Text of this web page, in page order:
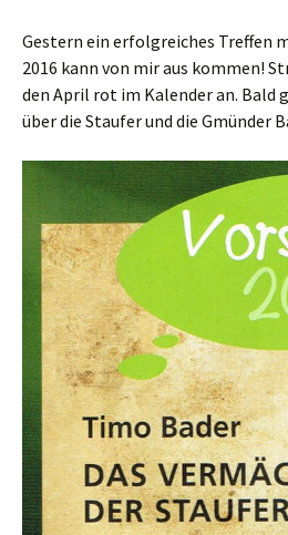
Gestern ein erfolgreiches Treffen
2016 kann von mir aus kommen!
den April rot im Kalender an. Bald
über die Staufer und die Gmünder